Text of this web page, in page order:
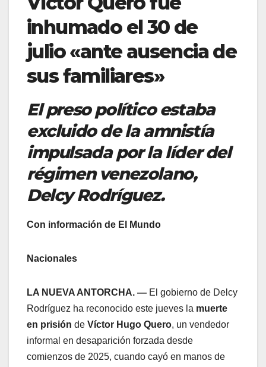
inhumado el 30 de
julio «ante ausencia de
sus familiares»
El preso político estaba
excluido de la amnistía
impulsada por la líder del
régimen venezolano,
Delcy Rodríguez.
Con información de El Mundo
Nacionales
LA NUEVA ANTORCHA. — El gobierno de Delcy
Rodríguez ha reconocido este jueves la muerte
en prisión de Víctor Hugo Quero, un vendedor
informal en desaparición forzada desde
comienzos de 2025, cuando cayó en manos de